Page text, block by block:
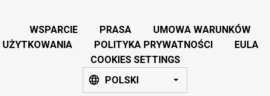
WSPARCIE PRASA
UMOWA WARUNKÓW
UŻYTKOWANIA
POLITYKA PRYWATNOŚCI
EULA
COOKIES SETTINGS
POLSKI